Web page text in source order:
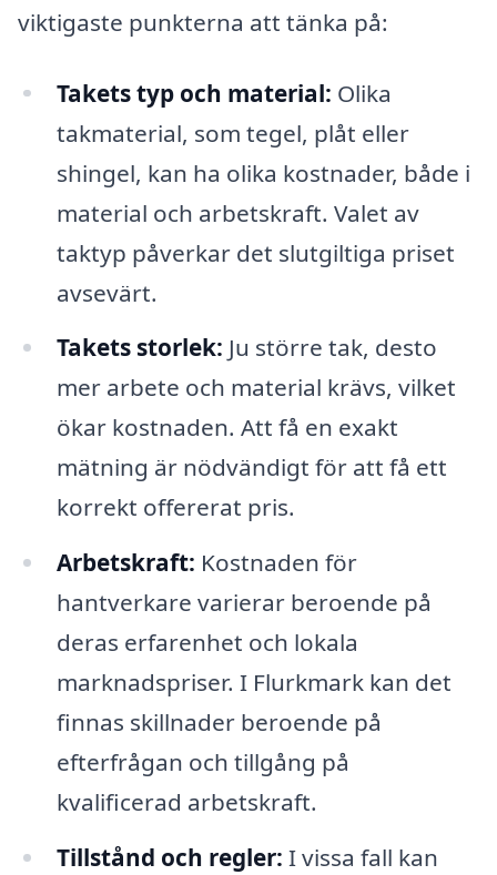
viktigaste punkterna att tänka på:
Takets typ och material: Olika
takmaterial, som tegel, plåt eller
shingel, kan ha olika kostnader, både i
material och arbetskraft. Valet av
taktyp påverkar det slutgiltiga priset
avsevärt.
Takets storlek: Ju större tak, desto
mer arbete och material krävs, vilket
ökar kostnaden. Att få en exakt
mätning är nödvändigt för att få ett
korrekt offererat pris.
Arbetskraft: Kostnaden för
hantverkare varierar beroende på
deras erfarenhet och lokala
marknadspriser. I Flurkmark kan det
finnas skillnader beroende på
efterfrågan och tillgång på
kvalificerad arbetskraft.
Tillstånd och regler: I vissa fall kan